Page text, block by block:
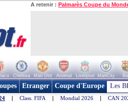
A retenir : Palmarès Coupe du
Chelsea Man Utd Arsenal Liverpool ManCity
Etranger Coupe d'Europe Les
| Class. FIFA | Mondial 2026 | CAN